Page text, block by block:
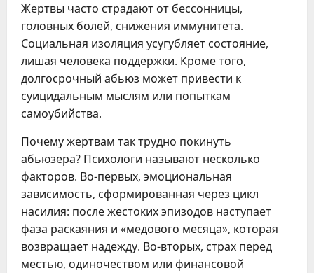
Жертвы часто страдают от бессонницы,
головных болей, снижения иммунитета.
Социальная изоляция усугубляет состояние,
лишая человека поддержки. Кроме того,
долгосрочный абьюз может привести к
суицидальным мыслям или попыткам
самоубийства.
Почему жертвам так трудно покинуть
абьюзера? Психологи называют несколько
факторов. Во-первых, эмоциональная
зависимость, сформированная через цикл
насилия: после жестоких эпизодов наступает
фаза раскаяния и «медового месяца», которая
возвращает надежду. Во-вторых, страх перед
местью, одиночеством или финансовой